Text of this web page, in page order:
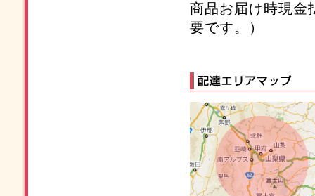
商品お届け時現金
要です。）